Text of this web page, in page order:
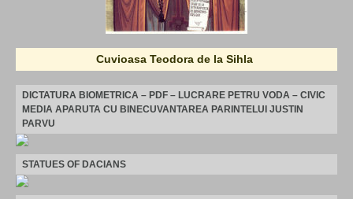
Cuvioasa Teodora de la Sihla
DICTATURA BIOMETRICA – PDF – LUCRARE PETRU VODA – CIVIC
MEDIA APARUTA CU BINECUVANTAREA PARINTELUI JUSTIN
PARVU
STATUES OF DACIANS